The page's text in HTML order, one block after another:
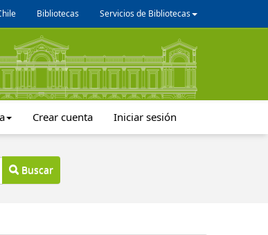
Bibliotecas Servicios de Bibliotecas
Crear cuenta Iniciar sesión
Buscar